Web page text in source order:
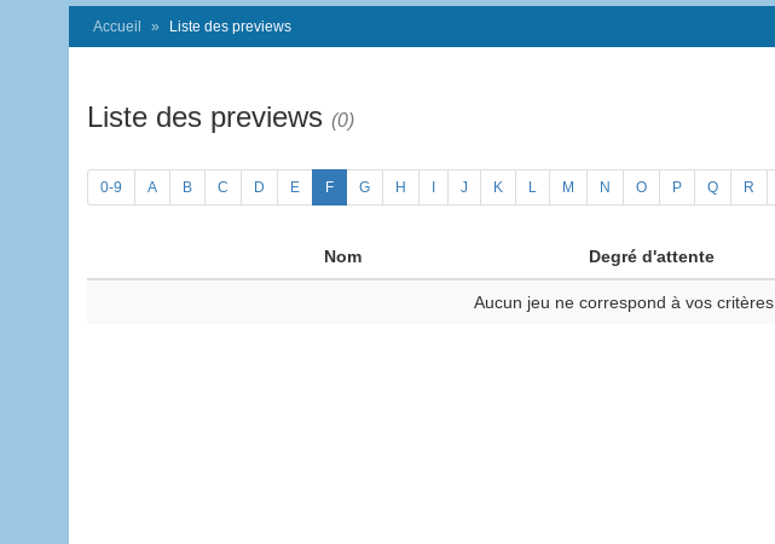
Accueil Liste des previews
Liste des previews (0)
0-9 A B C D E F G H J K L M N O P Q R
Nom Degré d'attente
Aucun jeu ne correspond à vos critères.